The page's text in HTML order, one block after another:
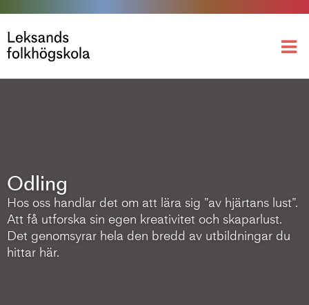
Odling
Hos oss handlar det om att lära sig ”av hjärtans lust”.
Att få utforska sin egen kreativitet och skaparlust.
Det genomsyrar hela den bredd av utbildningar du
hittar här.